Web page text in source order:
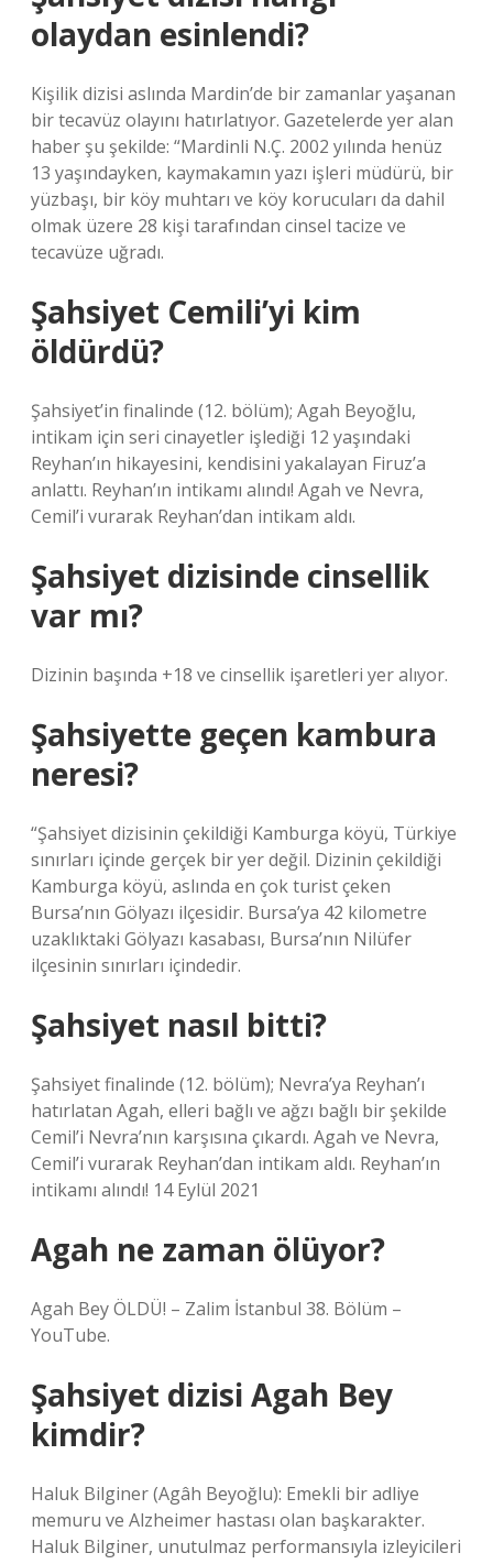
olaydan esinlendi?
Kişilik dizisi aslında Mardin’de bir zamanlar yaşanan
bir tecavüz olayını hatırlatıyor. Gazetelerde yer alan
haber şu şekilde: “Mardinli N.Ç. 2002 yılında henüz
13 yaşındayken, kaymakamın yazı işleri müdürü, bir
yüzbaşı, bir köy muhtarı ve köy korucuları da dahil
olmak üzere 28 kişi tarafından cinsel tacize ve
tecavüze uğradı.
Şahsiyet Cemili’yi kim
öldürdü?
Şahsiyet’in finalinde (12. bölüm); Agah Beyoğlu,
intikam için seri cinayetler işlediği 12 yaşındaki
Reyhan’ın hikayesini, kendisini yakalayan Firuz’a
anlattı. Reyhan’ın intikamı alındı! Agah ve Nevra,
Cemil’i vurarak Reyhan’dan intikam aldı.
Şahsiyet dizisinde cinsellik
var mı?
Dizinin başında +18 ve cinsellik işaretleri yer alıyor.
Şahsiyette geçen kambura
neresi?
“Şahsiyet dizisinin çekildiği Kamburga köyü, Türkiye
sınırları içinde gerçek bir yer değil. Dizinin çekildiği
Kamburga köyü, aslında en çok turist çeken
Bursa’nın Gölyazı ilçesidir. Bursa’ya 42 kilometre
uzaklıktaki Gölyazı kasabası, Bursa’nın Nilüfer
ilçesinin sınırları içindedir.
Şahsiyet nasıl bitti?
Şahsiyet finalinde (12. bölüm); Nevra’ya Reyhan’ı
hatırlatan Agah, elleri bağlı ve ağzı bağlı bir şekilde
Cemil’i Nevra’nın karşısına çıkardı. Agah ve Nevra,
Cemil’i vurarak Reyhan’dan intikam aldı. Reyhan’ın
intikamı alındı! 14 Eylül 2021
Agah ne zaman ölüyor?
Agah Bey ÖLDÜ! – Zalim İstanbul 38. Bölüm –
YouTube.
Şahsiyet dizisi Agah Bey
kimdir?
Haluk Bilginer (Agâh Beyoğlu): Emekli bir adliye
memuru ve Alzheimer hastası olan başkarakter.
Haluk Bilginer, unutulmaz performansıyla izleyicileri